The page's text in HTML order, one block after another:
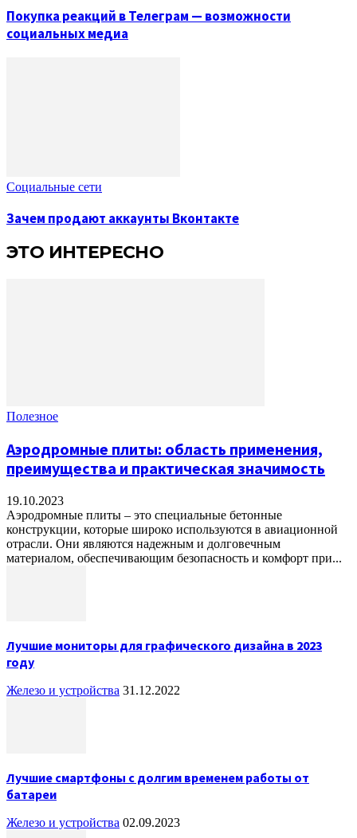
Покупка реакций в Телеграм — возможности
социальных медиа
Социальные сети
Зачем продают аккаунты Вконтакте
ЭТО ИНТЕРЕСНО
Полезное
Аэродромные плиты: область применения,
преимущества и практическая значимость
19.10.2023
Аэродромные плиты – это специальные бетонные
конструкции, которые широко используются в авиационной
отрасли. Они являются надежным и долговечным
материалом, обеспечивающим безопасность и комфорт при...
Лучшие мониторы для графического дизайна в 2023
году
Железо и устройства 31.12.2022
Лучшие смартфоны с долгим временем работы от
батареи
Железо и устройства 02.09.2023